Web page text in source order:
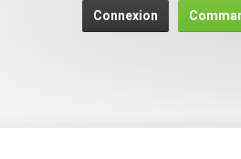
Connexion